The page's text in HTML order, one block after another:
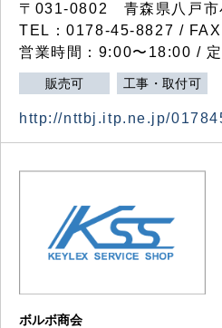
〒031-0802 青森県八戸市
TEL：0178-45-8827 /
営業時間：9:00〜18:00 / 定
販売可 工事・取付可
http://nttbj.itp.ne.jp/
ボルボ商会